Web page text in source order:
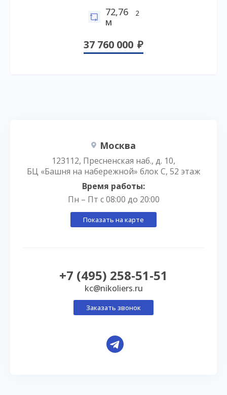
72,76
м
2
37 760 000
Москва
123112, Пресненская наб., д. 10,
БЦ «Башня на набережной» блок С, 52 этаж
Время работы:
Пн – Пт с 08:00 до 20:00
Показать на карте
+7 (495) 258-51-51
kc@nikoliers.ru
Заказать звонок